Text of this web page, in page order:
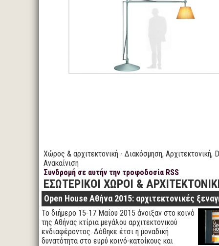
Χώρος & αρχιτεκτονική - Διακόσμηση, Αρχιτεκτονική,
Ανακαίνιση
Συνδρομή σε αυτήν την τροφοδοσία RSS
ΕΣΩΤΕΡΙΚΟΙ ΧΩΡΟΙ &
Open House Αθήνα 2015: αρχιτεκτονικές
Το διήμερο 15-17 Μαΐου 2015 άνοιξαν στο κοινό
της Αθήνας κτίρια μεγάλου αρχιτεκτονικού
ενδιαφέροντος. Δόθηκε έτσι η μοναδική
δυνατότητα στο ευρύ κοινό-κατοίκους και